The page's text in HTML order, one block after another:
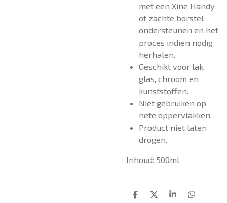
met een Xine Handy
of zachte borstel
ondersteunen en het
proces indien nodig
herhalen.
Geschikt voor lak,
glas, chroom en
kunststoffen.
Niet gebruiken op
hete oppervlakken.
Product niet laten
drogen.
Inhoud: 500ml
D
D
S
D